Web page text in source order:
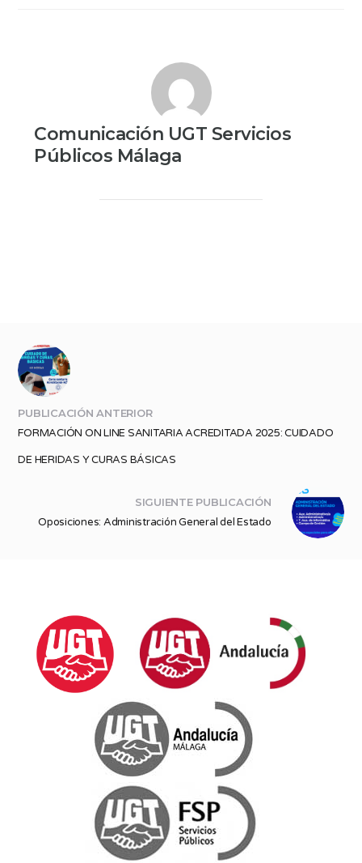
Comunicación UGT Servicios
Públicos Málaga
PUBLICACIÓN ANTERIOR
FORMACIÓN ON LINE SANITARIA ACREDITADA 2025: CUIDADO
DE HERIDAS Y CURAS BÁSICAS
SIGUIENTE PUBLICACIÓN
Oposiciones: Administración General del Estado